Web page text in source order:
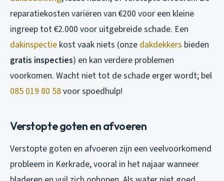
reparatiekosten variëren van €200 voor een kleine
ingreep tot €2.000 voor uitgebreide schade. Een
dakinspectie kost vaak niets (onze dakdekkers bieden
gratis inspecties) en kan verdere problemen
voorkomen. Wacht niet tot de schade erger wordt; bel
085 019 80 58voor spoedhulp!
Verstopte goten en afvoeren
Verstopte goten en afvoeren zijn een veelvoorkomend
probleem in Kerkrade, vooral in het najaar wanneer